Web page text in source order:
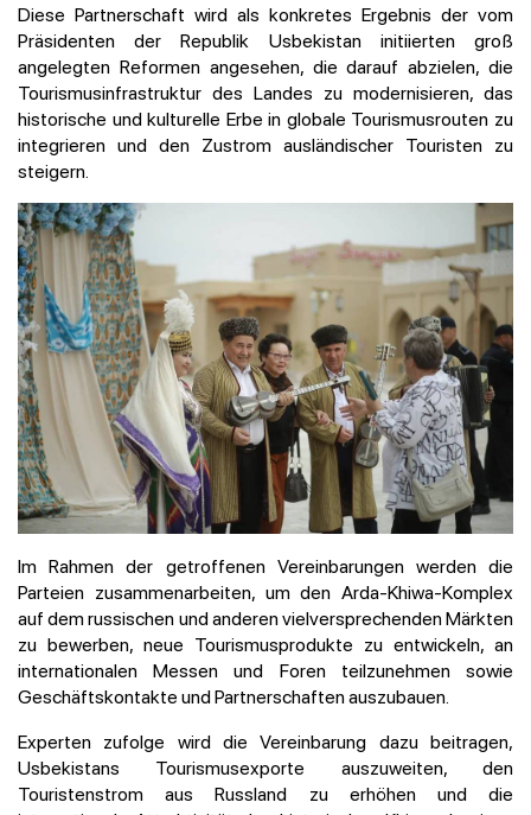
Diese Partnerschaft wird als konkretes Ergebnis der vom
Präsidenten der Republik Usbekistan initiierten groß
angelegten Reformen angesehen, die darauf abzielen, die
Tourismusinfrastruktur des Landes zu modernisieren, das
historische und kulturelle Erbe in globale Tourismusrouten zu
integrieren und den Zustrom ausländischer Touristen zu
steigern.
Im Rahmen der getroffenen Vereinbarungen werden die
Parteien zusammenarbeiten, um den Arda-Khiwa-Komplex
auf dem russischen und anderen vielversprechenden Märkten
zu bewerben, neue Tourismusprodukte zu entwickeln, an
internationalen Messen und Foren teilzunehmen sowie
Geschäftskontakte und Partnerschaften auszubauen.
Experten zufolge wird die Vereinbarung dazu beitragen,
Usbekistans Tourismusexporte auszuweiten, den
Touristenstrom aus Russland zu erhöhen und die